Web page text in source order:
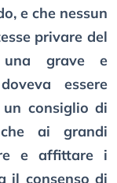
e che nessun
privare del
una grave e
essere
un consiglio di
ai grandi
e affittare i
il consenso di